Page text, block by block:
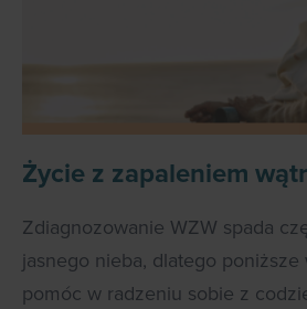
Życie z zapaleniem
Zdiagnozowanie WZW spada
jasnego nieba, dlatego
pomóc w radzeniu sobie z